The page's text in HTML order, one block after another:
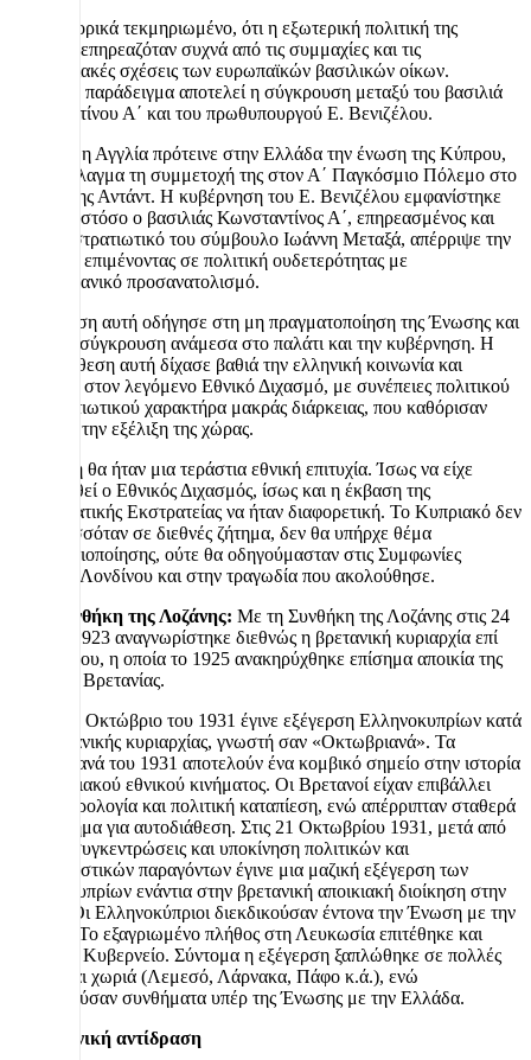
Είναι ιστορικά τεκμηριωμένο, ότι η εξωτερική πολιτική της
Ελλάδας επηρεαζόταν συχνά από τις συμμαχίες και τις
οικογενειακές σχέσεις των ευρωπαϊκών βασιλικών οίκων.
Κεντρικό παράδειγμα αποτελεί η σύγκρουση μεταξύ του βασιλιά
Κωνσταντίνου Α΄ και του πρωθυπουργού Ε. Βενιζέλου.
Το 1915, η Αγγλία πρότεινε στην Ελλάδα την ένωση της Κύπρου,
με αντάλλαγμα τη συμμετοχή της στον Α΄ Παγκόσμιο Πόλεμο στο
πλευρό της Αντάντ. Η κυβέρνηση του Ε. Βενιζέλου εμφανίστηκε
θετική, ωστόσο ο βασιλιάς Κωνσταντίνος Α΄, επηρεασμένος και
από τον στρατιωτικό του σύμβουλο Ιωάννη Μεταξά, απέρριψε την
πρόταση, επιμένοντας σε πολιτική ουδετερότητας με
φιλογερμανικό προσανατολισμό.
Η απόφαση αυτή οδήγησε στη μη πραγματοποίηση της Ένωσης και
όξυνε τη σύγκρουση ανάμεσα στο παλάτι και την κυβέρνηση. Η
αντιπαράθεση αυτή δίχασε βαθιά την ελληνική κοινωνία και
κατέληξε στον λεγόμενο Εθνικό Διχασμό, με συνέπειες πολιτικού
και στρατιωτικού χαρακτήρα μακράς διάρκειας, που καθόρισαν
αρνητικά την εξέλιξη της χώρας.
Η Ένωση θα ήταν μια τεράστια εθνική επιτυχία. Ίσως να είχε
αποφευχθεί ο Εθνικός Διχασμός, ίσως και η έκβαση της
Μικρασιατικής Εκστρατείας να ήταν διαφορετική. Το Κυπριακό δεν
θα εξελισσόταν σε διεθνές ζήτημα, δεν θα υπήρχε θέμα
αποαποικιοποίησης, ούτε θα οδηγούμασταν στις Συμφωνίες
Ζυρίχης–Λονδίνου και στην τραγωδία που ακολούθησε.
1923 Συνθήκη της Λοζάνης: Με τη Συνθήκη της Λοζάνης στις 24
Ιουλίου 1923 αναγνωρίστηκε διεθνώς η βρετανική κυριαρχία επί
της Κύπρου, η οποία το 1925 ανακηρύχθηκε επίσημα αποικία της
Μεγάλης Βρετανίας.
Τον Οκτώβριο του 1931 έγινε εξέγερση Ελληνοκυπρίων κατά
της βρετανικής κυριαρχίας, γνωστή σαν «Οκτωβριανά». Τα
Οκτωβριανά του 1931 αποτελούν ένα κομβικό σημείο στην ιστορία
του κυπριακού εθνικού κινήματος. Οι Βρετανοί είχαν επιβάλλει
βαριά φορολογία και πολιτική καταπίεση, ενώ απέρριπταν σταθερά
κάθε αίτημα για αυτοδιάθεση. Στις 21 Οκτωβρίου 1931, μετά από
μαζικές συγκεντρώσεις και υποκίνηση πολιτικών και
εκκλησιαστικών παραγόντων έγινε μια μαζική εξέγερση των
Ελληνοκυπρίων ενάντια στην βρετανική αποικιακή διοίκηση στην
Κύπρο. Οι Ελληνοκύπριοι διεκδικούσαν έντονα την Ένωση με την
Ελλάδα. Το εξαγριωμένο πλήθος στη Λευκωσία επιτέθηκε και
έκαψε το Κυβερνείο. Σύντομα η εξέγερση ξαπλώθηκε σε πολλές
πόλεις και χωριά (Λεμεσό, Λάρνακα, Πάφο κ.ά.), ενώ
κυριαρχούσαν συνθήματα υπέρ της Ένωσης με την Ελλάδα.
Η βρετανική αντίδραση